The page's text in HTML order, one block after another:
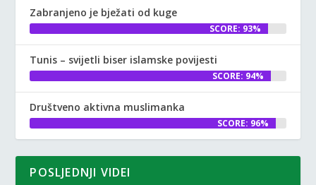
Zabranjeno je bježati od kuge
SCORE: 93%
Tunis – svijetli biser islamske povijesti
SCORE: 94%
Društveno aktivna muslimanka
SCORE: 96%
POSLJEDNJI VIDEI